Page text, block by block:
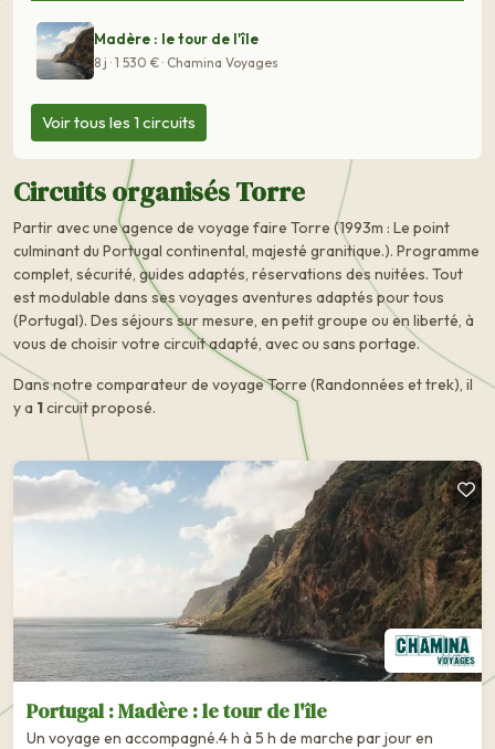
Madère : le tour de l'île
8 j · 1 530 € · Chamina Voyages
Voir tous les 1 circuits
Circuits organisés Torre
Partir avec une agence de voyage faire Torre (1993m : Le point
culminant du Portugal continental, majesté granitique.). Programme
complet, sécurité, guides adaptés, réservations des nuitées. Tout
est modulable dans ses voyages aventures adaptés pour tous
(Portugal). Des séjours sur mesure, en petit groupe ou en liberté, à
vous de choisir votre circuit adapté, avec ou sans portage.
Dans notre comparateur de voyage Torre (Randonnées et trek), il
y a 1circuit proposé.
Portugal : Madère : le tour de l'île
Un voyage en accompagné.4 h à 5 h de marche par jour en